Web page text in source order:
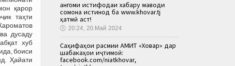
қарор
таҳти
дусаду
хуб
боиси
Ҳайати
Ҳангоми истифодаи хабару маводи
сомона истинод ба www.khovar.tj
ҳатмӣ аст!
🕔 20:24, 20.Май 2024
Саҳифаҳои расмии АМИТ «Ховар» дар
шабакаҳои иҷтимоӣ:
facebook.com/niatkhovar,